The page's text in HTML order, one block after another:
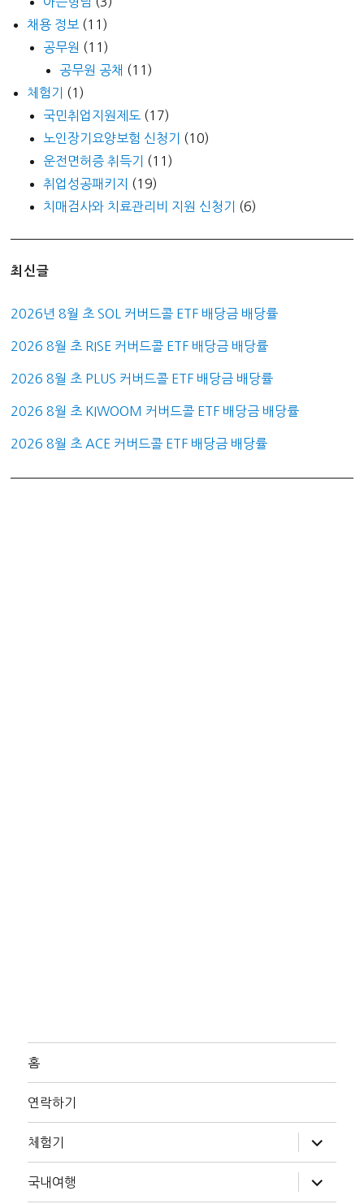
채용 정보 (11)
공무원 (11)
공무원 공채 (11)
체험기
(1)
국민취업지원제도 (17)
노인장기요양보험 신청기
(10)
운전면허증 취득기
(11)
취업성공패키지
(19)
치매검사와 치료관리비 지원 신청기
(6)
최신글
2026년 8월 초 SOL 커버드콜 ETF 배당금 배당률
2026 8월 초 RISE 커버드콜 ETF 배당금 배당률
2026 8월 초 PLUS 커버드콜 ETF 배당금 배당률
2026 8월 초 KIWOOM 커버드콜 ETF 배당금 배당률
2026 8월 초 ACE 커버드콜 ETF 배당금 배당률
홈
연락하기
체험기
위
메
확
국내여행
위